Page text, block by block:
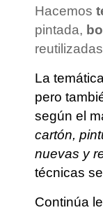
Hacemos
pintada,
La
pero
según el
cartón,
nuevas y
técnicas
Continúa